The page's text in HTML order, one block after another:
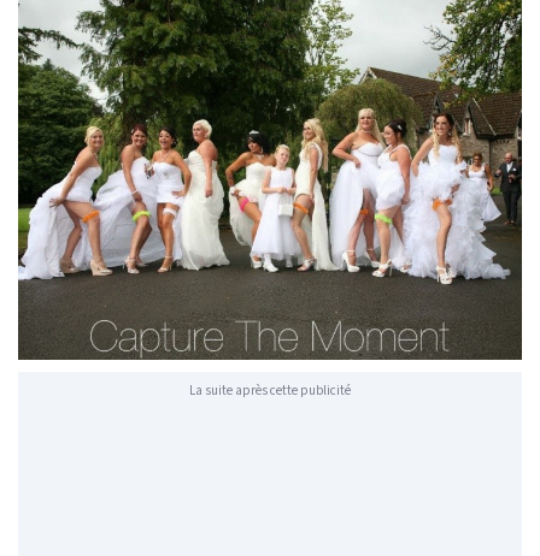
La suite après cette publicité